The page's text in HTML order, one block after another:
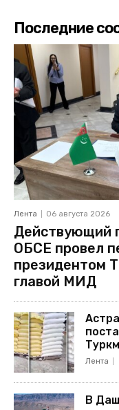
Последние
Лента 06 августа 2026
Действующий
ОБСЕ провел
президентом
главой МИД
Лента
В